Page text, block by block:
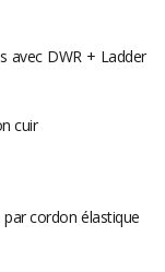
avec DWR + Ladder
cuir
cordon élastique